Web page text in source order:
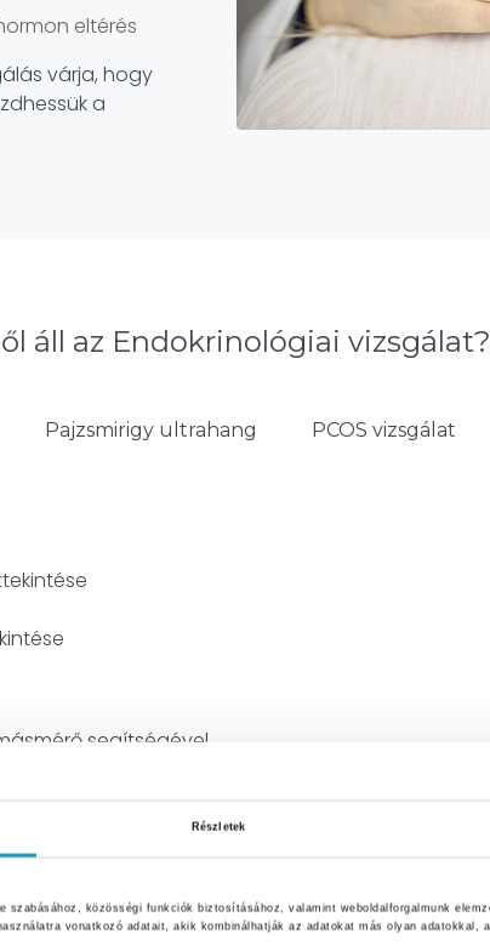
Részletek
szabásához, közösségi funkciók biztosításához, valamint weboldalforgalmunk
vonatkozó adatait, akik kombinálhatják az adatokat más olyan adatokkal,
eltérés
várja, hogy
a
áll az Endokrinológiai vizsgálat?
Pajzsmirigy ultrahang PCOS vizsgálat
segítségével
ödéma vizsgálata